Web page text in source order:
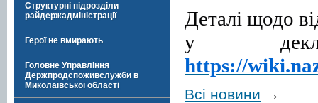
Структурні підрозділи
райдержадміністрації
Герої не вмирають
Головне Управління
Держпродспоживслужби в
Миколаївської області
Деталі щодо
у
https://
Всі новини →